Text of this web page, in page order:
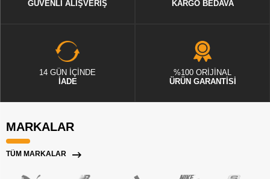
GÜVENLİ ALIŞVERİŞ
KARGO BEDAVA
14 GÜN İÇİNDE
İADE
%100 ORİJİNAL
ÜRÜN GARANTİSİ
MARKALAR
TÜM MARKALAR